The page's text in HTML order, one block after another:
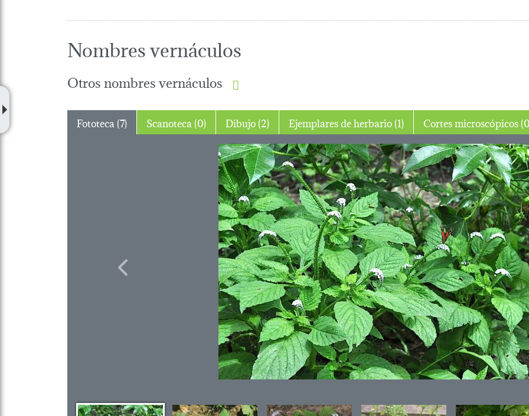
Nombres vernáculos
Otros nombres vernáculos
Fototeca (7) Scanoteca (0) Dibujo (2) Ejemplares de herbario (1) Cortes
Previous